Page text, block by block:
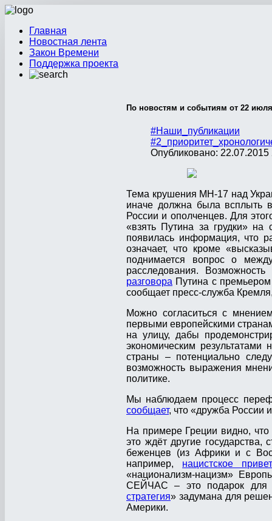
Главная
Новостная лента
Закон Времени
Поддержка проекта
По новостям и событиям от 22
#Наши_публикации
Опубликовано: 22.07.2015
Тема крушения МН-17 над
иначе должна была всплыть
России и ополченцев. Для
«взять Путина за грудки»
появилась информация, что
означает, что кроме
поднимается вопрос о
расследования.
разговора Путина с
сообщает пресс-служба
Можно согласиться с
первыми европейскими
на улицу, дабы
экономическим результатами
страны – потенциально
возможность выражения
политике.
Мы наблюдаем процесс
сообщает, что «дружба России
На примере Греции видно,
это ждёт другие
беженцев (из Африки и с
например, нацистское
«национализм-нацизм»
СЕЙЧАС – это подарок
стратегия» задумана для
Америки.